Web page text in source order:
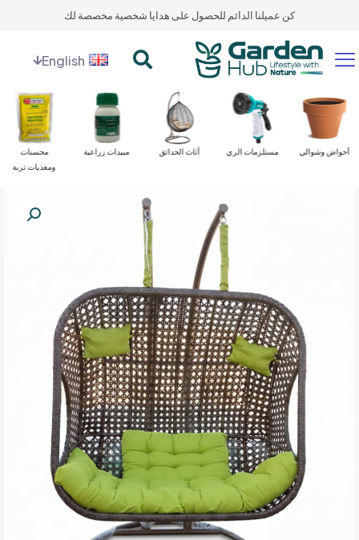
كن عميلنا الدائم للحصول على هدايا شخصية مخصصة لك
English
محسنات
ومغذيات تربة
مبيدات زراعية أثاث الحدائق مستلزمات الري أحواض وشوالي